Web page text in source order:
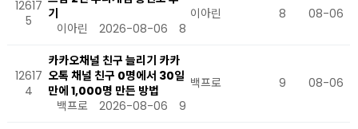
12617
5
기
이아린
2026-08-06 8
이아린 8 08-06
12617
4
카카오채널 친구 늘리기 카카
오톡 채널 친구 0명에서 30일
만에 1,000명 만든 방법
백프로
2026-08-06 9
백프로 9 08-06